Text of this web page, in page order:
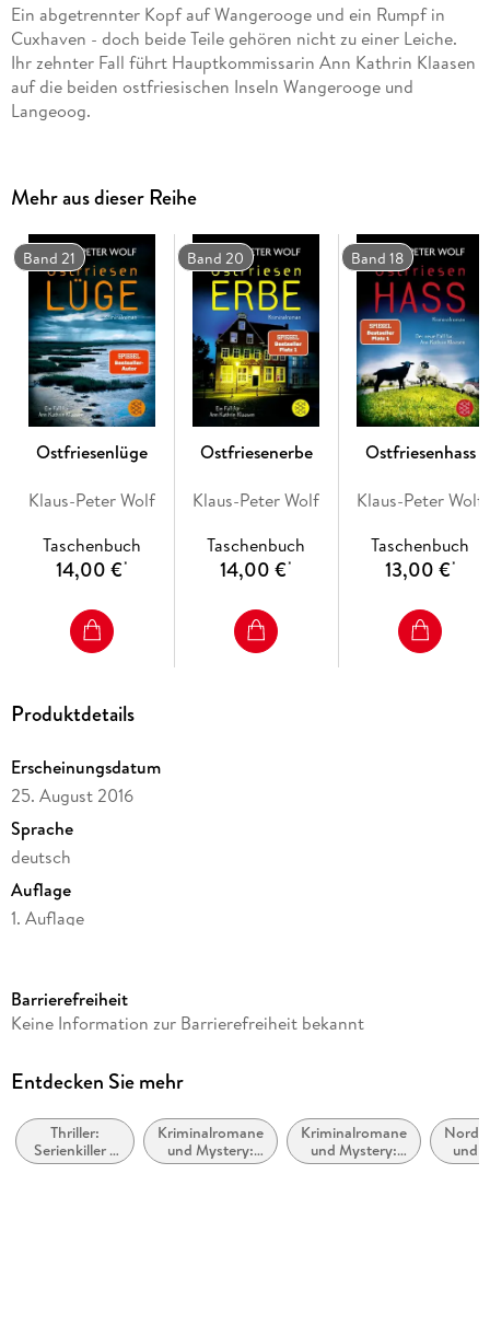
Ein abgetrennter Kopf auf Wangerooge und ein Rumpf in
Cuxhaven - doch beide Teile gehören nicht zu einer Leiche.
Ihr zehnter Fall führt Hauptkommissarin Ann Kathrin Klaasen
auf die beiden ostfriesischen Inseln Wangerooge und
Langeoog.
Es ist der Kopf eines Menschen, den Ubbo Heide kennt.
Jahrelang hat er versucht, ihn seiner Taten zu überführen,
doch am Ende mussten die Gerichte ihn laufenlassen. Dann
findet man einen zweiten Kopf. Auch diesem Toten konnte
man damals die Tat nicht nachweisen. Ann Kathrin Klaasen
beschleicht zunehmend das Gefühl, dass der Täter ihnen
immer einen Schritt voraus ist. Fast scheint es so, als ob er
aus ihren eigenen Reihen kommt. Ann Kathrin ahnt, wer das
nächste Opfer sein wird. Kann sie dem Täter eine Falle
stellen?
Auch der fulminante zehnte Band der Mega-Bestsellerserie
Klaus-Peter Wolf zu den Spitzenautoren in Deutschland
Mehr aus dieser Reihe
Band 21
Ostfriesenlüge
Klaus-Peter Wolf
Taschenbuch
14,00 €*
Band 20
Ostfriesenerbe
Klaus-Peter Wolf
Taschenbuch
14,00 €*
Band 18
Ostfriesenhass
Klaus-Peter Wolf
Taschenbuch
13,00 €*
Produktdetails
Erscheinungsdatum
25. August 2016
Sprache
deutsch
Auflage
1. Auflage
Reihe
Autor/Autorin
Verlag/Hersteller
FISCHER Taschenbuch
Barrierefreiheit
Keine Information zur Barrierefreiheit bekannt
Entdecken Sie mehr
Thriller:
Serienkiller /
Serienmörder
Kriminalromane
und Mystery:
Cosy Mystery
Kriminalromane
und Mystery:
weibliche
und